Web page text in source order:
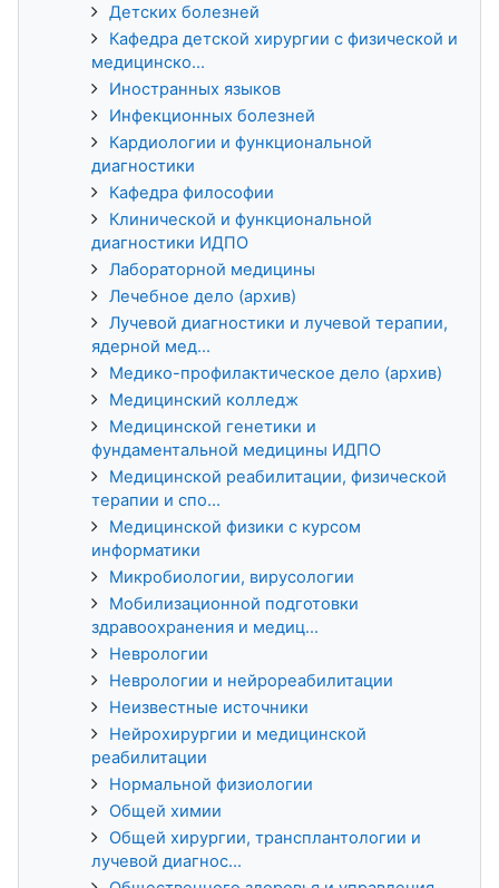
Детских болезней
Кафедра детской хирургии с физической и
медицинско...
Иностранных языков
Инфекционных болезней
Кардиологии и функциональной
диагностики
Кафедра философии
Клинической и функциональной
диагностики ИДПО
Лабораторной медицины
Лечебное дело (архив)
Лучевой диагностики и лучевой терапии,
ядерной мед...
Медико-профилактическое дело (архив)
Медицинский колледж
Медицинской генетики и
фундаментальной медицины ИДПО
Медицинской реабилитации, физической
терапии и спо...
Медицинской физики с курсом
информатики
Микробиологии, вирусологии
Мобилизационной подготовки
здравоохранения и медиц...
Неврологии
Неврологии и нейрореабилитации
Неизвестные источники
Нейрохирургии и медицинской
реабилитации
Нормальной физиологии
Общей химии
Общей хирургии, трансплантологии и
лучевой диагнос...